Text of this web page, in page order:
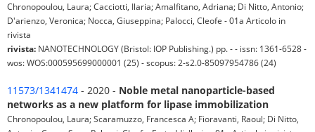
Chronopoulou, Laura; Cacciotti, Ilaria; Amalfitano, Adriana; Di Nitto, Antonio;
D'arienzo, Veronica; Nocca, Giuseppina; Palocci, Cleofe - 01a Articolo in
rivista
rivista: NANOTECHNOLOGY (Bristol: IOP Publishing.) pp. - - issn: 1361-6528 -
wos: WOS:000595699000001 (25) - scopus: 2-s2.0-85097954786 (24)
11573/1341474 - 2020 - Noble metal nanoparticle-based
networks as a new platform for lipase immobilization
Chronopoulou, Laura; Scaramuzzo, Francesca A; Fioravanti, Raoul; Di Nitto,